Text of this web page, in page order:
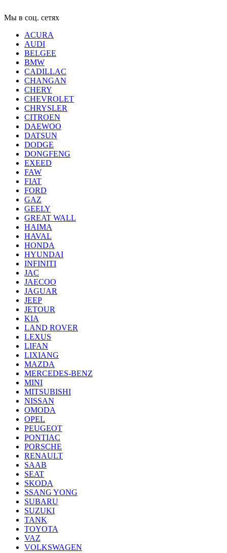
Мы в соц. сетях
ACURA
AUDI
BELGEE
BMW
CADILLAC
CHANGAN
CHERY
CHEVROLET
CHRYSLER
CITROEN
DAEWOO
DATSUN
DODGE
DONGFENG
EXEED
FAW
FIAT
FORD
GAZ
GEELY
GREAT WALL
HAIMA
HAVAL
HONDA
HYUNDAI
INFINITI
JAC
JAECOO
JAGUAR
JEEP
JETOUR
KIA
LAND ROVER
LEXUS
LIFAN
LIXIANG
MAZDA
MERCEDES-BENZ
MINI
MITSUBISHI
NISSAN
OMODA
OPEL
PEUGEOT
PONTIAC
PORSCHE
RENAULT
SAAB
SEAT
SKODA
SSANG YONG
SUBARU
SUZUKI
TANK
TOYOTA
VAZ
VOLKSWAGEN